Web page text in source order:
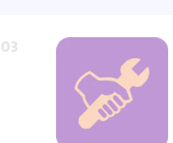
03